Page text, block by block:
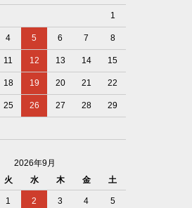
1
4 5 6 7 8
11 12 13 14 15
18 19 20 21 22
25 26 27 28 29
2026年9月
火 水 木 金 土
1 2 3 4 5